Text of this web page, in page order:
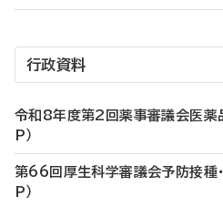
行政資料
令和8年度第2回薬事審議会医薬
P）
第66回厚生科学審議会予防接種
P）